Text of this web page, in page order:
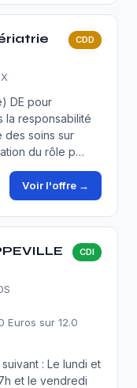
CDD
DE pour
la responsabilité
des soins sur
du rôle p…
Voir l'offre →
CDI
Euros sur 12.0
: Le lundi et
et le vendredi